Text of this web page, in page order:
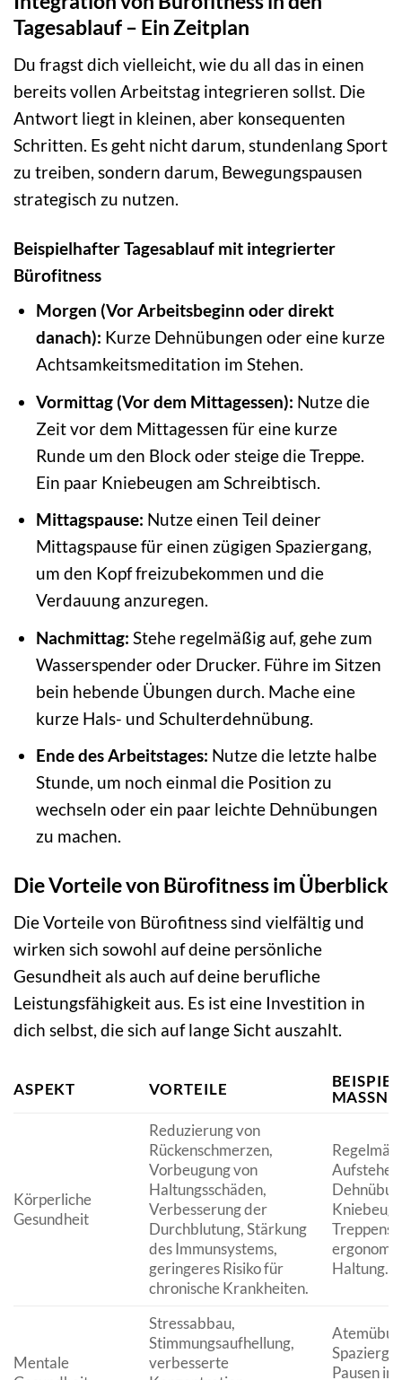
Tagesablauf – Ein Zeitplan
Du fragst dich vielleicht, wie du all das in einen
bereits vollen Arbeitstag integrieren sollst. Die
Antwort liegt in kleinen, aber konsequenten
Schritten. Es geht nicht darum, stundenlang Sport
zu treiben, sondern darum, Bewegungspausen
strategisch zu nutzen.
Beispielhafter Tagesablauf mit integrierter
Bürofitness
Morgen (Vor Arbeitsbeginn oder direkt
danach): Kurze Dehnübungen oder eine kurze
Achtsamkeitsmeditation im Stehen.
Vormittag (Vor dem Mittagessen): Nutze die
Zeit vor dem Mittagessen für eine kurze
Runde um den Block oder steige die Treppe.
Ein paar Kniebeugen am Schreibtisch.
Mittagspause: Nutze einen Teil deiner
Mittagspause für einen zügigen Spaziergang,
um den Kopf freizubekommen und die
Verdauung anzuregen.
Nachmittag: Stehe regelmäßig auf, gehe zum
Wasserspender oder Drucker. Führe im Sitzen
bein hebende Übungen durch. Mache eine
kurze Hals- und Schulterdehnübung.
Ende des Arbeitstages: Nutze die letzte halbe
Stunde, um noch einmal die Position zu
wechseln oder ein paar leichte Dehnübungen
zu machen.
Die Vorteile von Bürofitness im Überblick
Die Vorteile von Bürofitness sind vielfältig und
wirken sich sowohl auf deine persönliche
Gesundheit als auch auf deine berufliche
Leistungsfähigkeit aus. Es ist eine Investition in
dich selbst, die sich auf lange Sicht auszahlt.
ASPEKT VORTEILE
Körperliche
Gesundheit
Reduzierung von
Rückenschmerzen,
Vorbeugung von
Haltungsschäden,
Verbesserung der
Durchblutung, Stärkung
des Immunsystems,
geringeres Risiko für
chronische Krankheiten.
Haltung.
Mentale
Stressabbau,
Stimmungsaufhellung,
verbesserte
Pausen